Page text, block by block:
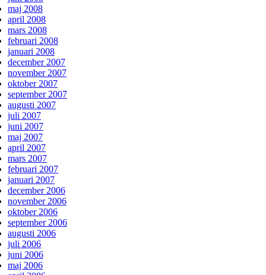
maj 2008
april 2008
mars 2008
februari 2008
januari 2008
december 2007
november 2007
oktober 2007
september 2007
augusti 2007
juli 2007
juni 2007
maj 2007
april 2007
mars 2007
februari 2007
januari 2007
december 2006
november 2006
oktober 2006
september 2006
augusti 2006
juli 2006
juni 2006
maj 2006